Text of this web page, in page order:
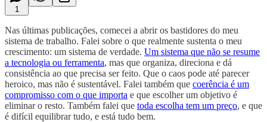
1
Nas últimas publicações, comecei a abrir os bastidores do meu
sistema de trabalho. Falei sobre o que realmente sustenta o meu
crescimento: um sistema de verdade. Um sistema que não se resume
a tecnologia ou ferramenta, mas que organiza, direciona e dá
consistência ao que precisa ser feito. Que o caos pode até parecer
heroico, mas não é sustentável. Falei também que coerência é um
compromisso com o que importa e que escolher um objetivo é
eliminar o resto. Também falei que toda escolha tem um preço, e que
é difícil equilibrar tudo, e está tudo bem.